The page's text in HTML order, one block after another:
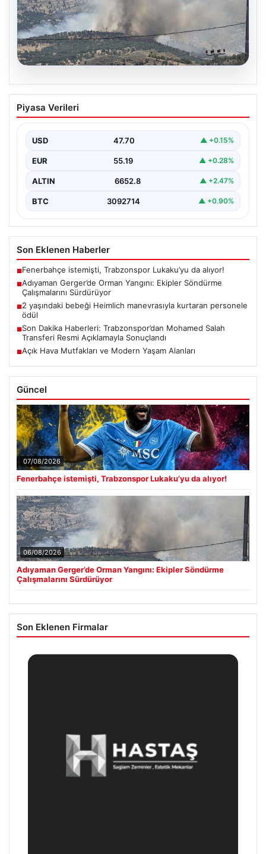
Adıyaman Gerger’de Orman Yangını:
Ekipler Söndürme Çalışmalarını
Adıyaman’ın Gerger ilçesinde çıkan orman yangını,
Kütüklü köyleri…
Piyasa Verileri
USD 47.70 ▲ +0.15%
EUR 55.19 ▲ +0.28%
ALTIN 6652.8 ▲ +2.47%
BTC 3092714 ▲ +0.90%
Son Eklenen Haberler
■Fenerbahçe istemişti, Trabzonspor Lukaku’yu da alıyor!
■Adıyaman Gerger’de Orman Yangını: Ekipler Söndürme
Çalışmalarını Sürdürüyor
■2 yaşındaki bebeği Heimlich manevrasıyla kurtaran personele
ödül
■Son Dakika Haberleri: Trabzonspor’dan Mohamed Salah
Transferi Resmi Açıklamayla Sonuçlandı
■Açık Hava Mutfakları ve Modern Yaşam Alanları
Güncel
07/08/2026
Fenerbahçe istemişti, Trabzonspor Lukaku’yu da alıyor!
06/08/2026
Adıyaman Gerger’de Orman Yangını: Ekipler Söndürme
Çalışmalarını Sürdürüyor
Son Eklenen Firmalar